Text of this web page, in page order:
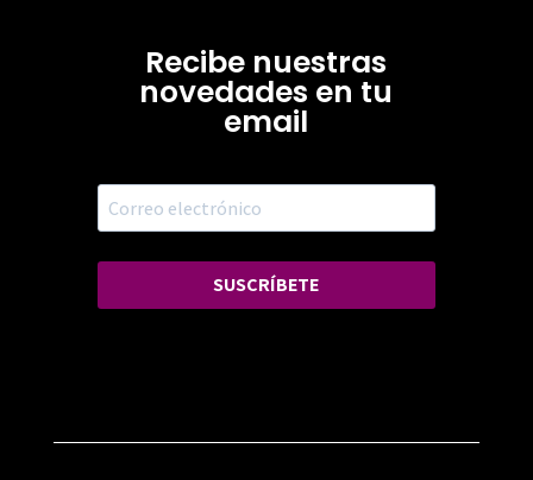
Recibe nuestras
novedades en tu
email
SUSCRÍBETE